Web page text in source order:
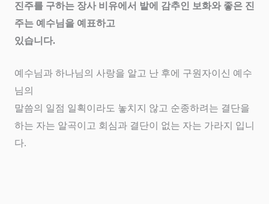
진주를 구하는 장사 비유에서 밭에 감추인 보화와 좋은 진
주는 예수님을 예표하고
있습니다.
예수님과 하나님의 사랑을 알고 난 후에 구원자이신 예수
님의
말씀의 일점 일획이라도 놓치지 않고 순종하려는 결단을
하는 자는 알곡이고 회심과 결단이 없는 자는 가라지 입니
다.